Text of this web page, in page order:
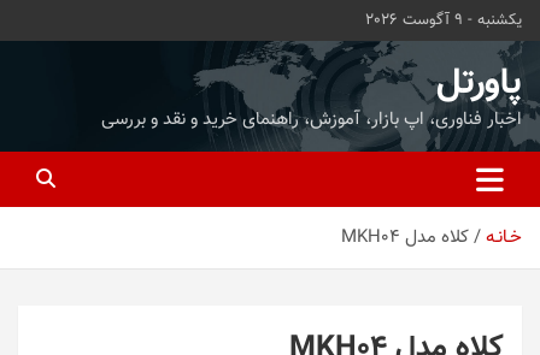
محتوا
بروید
یکشنبه - 9 آگوست 2026
پاورتل
اخبار فناوری، اپ بازار، آموزش، راهنمای خرید و نقد و بررسی
خـانـه کلاه مدل MKH04